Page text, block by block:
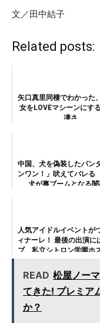
文／田中結子
Related posts:
矢口真里同棲でわかった
女をLOVEマシーンにす
凄さ
中国、犬を偽装したパン
ンワン！」吠えてバレ
犬が裏ブームとなる
人気アイドルイベントが
ィナーレ！ 最後の出演に
ブ、私立シトロン学園ホ
READ 松屋ノー
てきた! プレミア
か？